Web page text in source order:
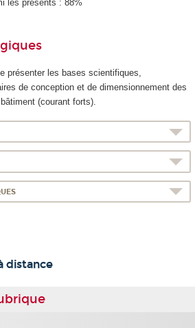
les présents : 88%
présenter les bases scientifiques,
de conception et de dimensionnement des
(courant forts).
distance